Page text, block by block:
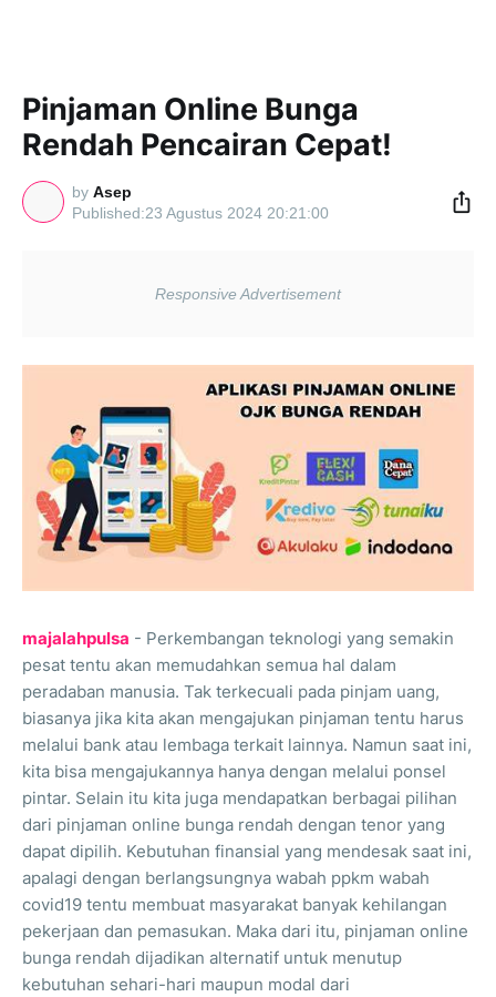
Pinjaman Online Bunga
Rendah Pencairan Cepat!
by Asep
23 Agustus 2024 20:21:00
majalahpulsa - Perkembangan teknologi yang semakin
pesat tentu akan memudahkan semua hal dalam
peradaban manusia. Tak terkecuali pada pinjam uang,
biasanya jika kita akan mengajukan pinjaman tentu harus
melalui bank atau lembaga terkait lainnya. Namun saat ini,
kita bisa mengajukannya hanya dengan melalui ponsel
pintar. Selain itu kita juga mendapatkan berbagai pilihan
dari pinjaman online bunga rendah dengan tenor yang
dapat dipilih. Kebutuhan finansial yang mendesak saat ini,
apalagi dengan berlangsungnya wabah ppkm wabah
covid19 tentu membuat masyarakat banyak kehilangan
pekerjaan dan pemasukan. Maka dari itu, pinjaman online
bunga rendah dijadikan alternatif untuk menutup
kebutuhan sehari-hari maupun modal dari